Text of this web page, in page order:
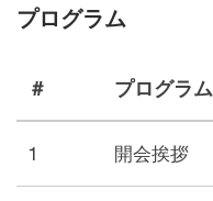
プログラム
＃ プログラム
1 開会挨拶